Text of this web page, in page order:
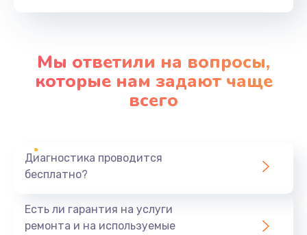
Мы ответили на вопросы,
которые нам задают чаще
всего
Диагностика проводится
бесплатно?
Есть ли гарантия на услуги
ремонта и на используемые